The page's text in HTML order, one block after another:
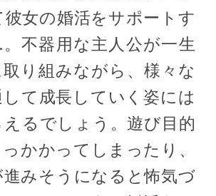
彼女の婚活をサポートす
不器用な主人公が一生
り組みながら、様々な
て成長していく姿には
るでしょう。遊び目的
かかってしまったり、
みそうになると怖気づ